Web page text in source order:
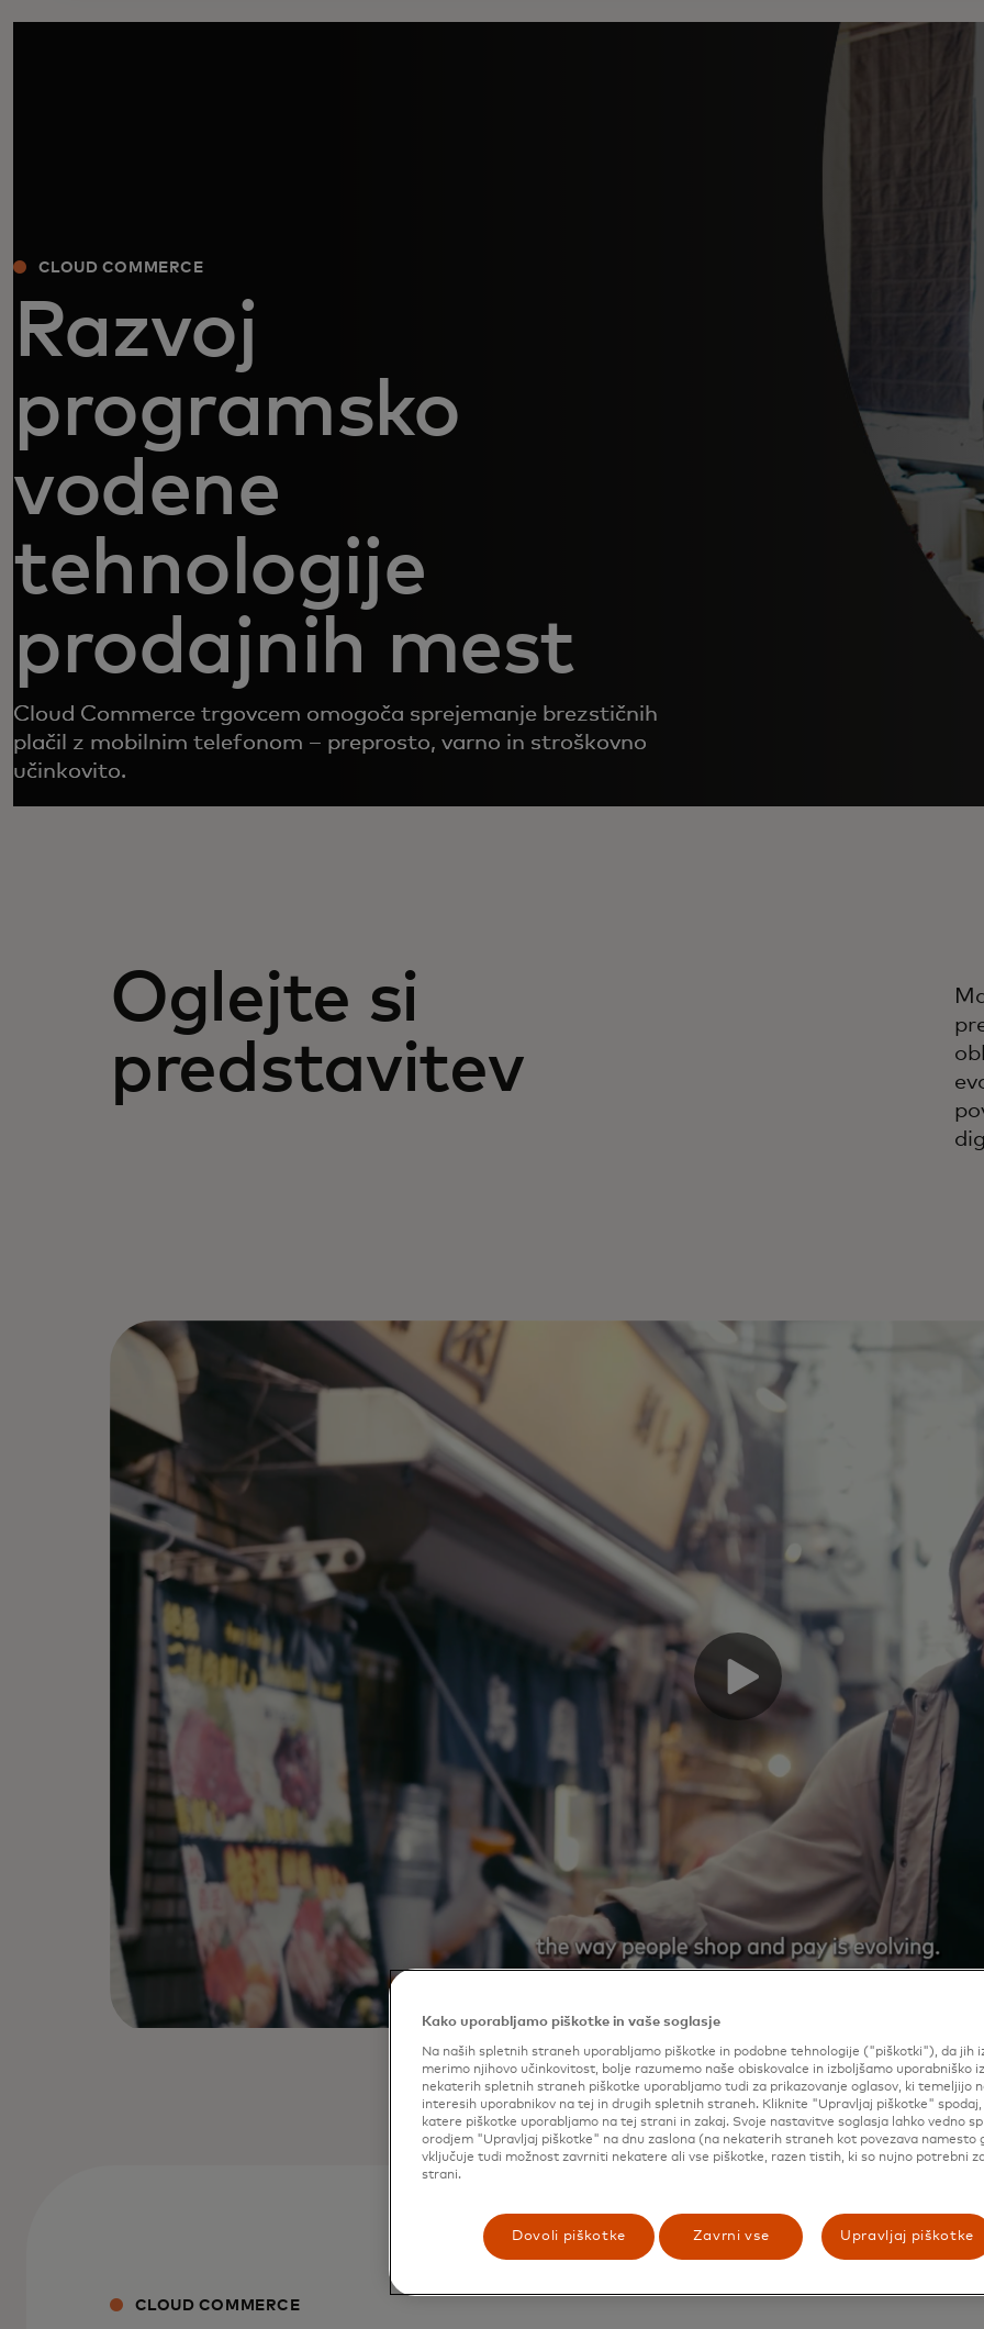
CLOUD COMMERCE
Razvoj
programsko
vodene
tehnologije
prodajnih mest
Cloud Commerce trgovcem omogoča sprejemanje brezstičnih
plačil z mobilnim telefonom – preprosto, varno in stroškovno
učinkovito.
Oglejte si
predstavitev
CLOUD COMMERCE
Kako uporabljamo piškotke in vaše soglasje
Na naših spletnih straneh uporabljamo piškotke in podobne tehnologije ("piškotki"), da jih
merimo njihovo učinkovitost, bolje razumemo naše obiskovalce in izboljšamo uporabniško
nekaterih spletnih straneh piškotke uporabljamo tudi za prikazovanje oglasov, ki temeljijo
interesih uporabnikov na tej in drugih spletnih straneh. Kliknite "Upravljaj piškotke" spodaj,
katere piškotke uporabljamo na tej strani in zakaj. Svoje nastavitve soglasja lahko vedno
orodjem "Upravljaj piškotke" na dnu zaslona (na nekaterih straneh kot povezava namesto
vključuje tudi možnost zavrniti nekatere ali vse piškotke, razen tistih, ki so nujno potrebni
strani.
Dovoli piškotke Zavrni vse Upravljaj piškotke